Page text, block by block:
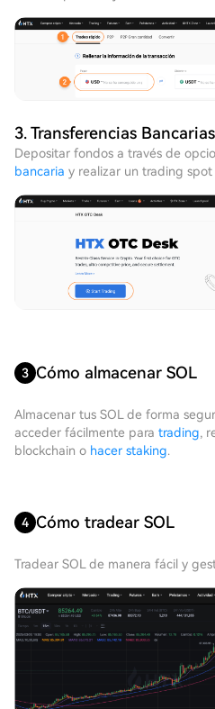
3. Transferencias Bancarias
Depositar fondos a través de
bancaria y realizar un trading spot
3 Cómo almacenar SOL
Almacenar tus SOL de forma
acceder fácilmente para trading,
blockchain o hacer staking.
4 Cómo tradear SOL
Tradear SOL de manera fácil y